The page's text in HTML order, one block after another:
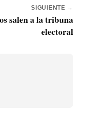
SIGUIENTE →
salen a la tribuna
electoral